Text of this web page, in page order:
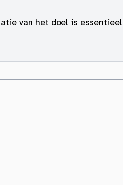
van het doel is